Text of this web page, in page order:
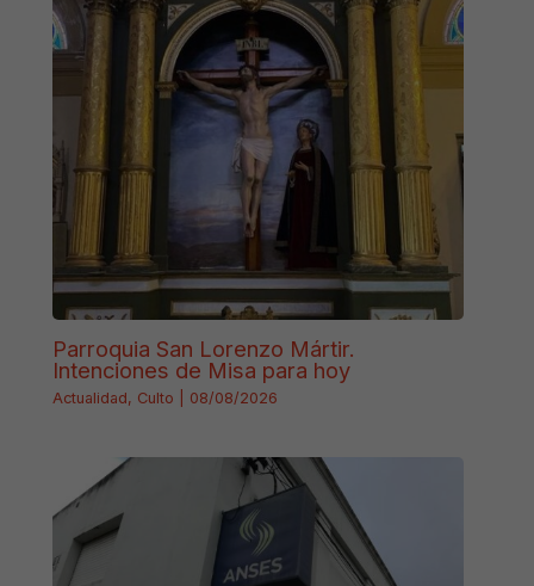
Parroquia San Lorenzo Mártir.
Intenciones de Misa para hoy
Actualidad, Culto 08/08/2026